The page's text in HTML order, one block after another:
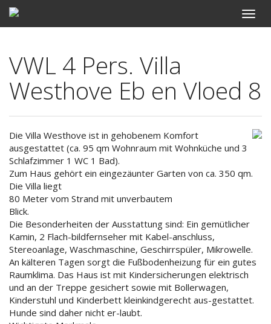
VWL 4 Pers. Villa
Westhove Eb en Vloed 8
Die Villa Westhove ist in gehobenem Komfort
ausgestattet (ca. 95 qm Wohnraum mit Wohnküche und 3
Schlafzimmer 1 WC 1 Bad).
Zum Haus gehört ein eingezäunter Garten von ca. 350 qm.
Die Villa liegt
80 Meter vom Strand mit unverbautem
Blick.
Die Besonderheiten der Ausstattung sind: Ein gemütlicher
Kamin, 2 Flach-bildfernseher mit Kabel-anschluss,
Stereoanlage, Waschmaschine, Geschirrspüler, Mikrowelle.
An kälteren Tagen sorgt die Fußbodenheizung für ein gutes
Raumklima. Das Haus ist mit Kindersicherungen elektrisch
und an der Treppe gesichert sowie mit Bollerwagen,
Kinderstuhl und Kinderbett kleinkindgerecht aus-gestattet.
Hunde sind daher nicht er-laubt.